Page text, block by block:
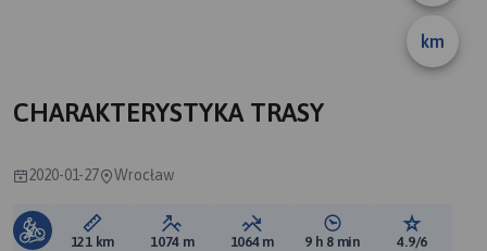
km
CHARAKTERYSTYKA TRASY
2020-01-27 Wrocław
Długość trasy:
121 km Suma przewyższeń:
1074 m Suma spadków:
1064 m Średni czas potrzebny
9 h 8 min Ocena
4.9/6